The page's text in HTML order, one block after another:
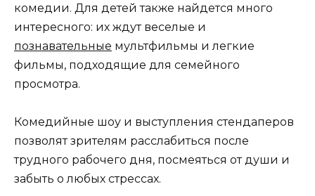
комедии. Для детей также найдется много
интересного: их ждут веселые и
познавательные мультфильмы и легкие
фильмы, подходящие для семейного
просмотра.
Комедийные шоу и выступления стендаперов
позволят зрителям расслабиться после
трудного рабочего дня, посмеяться от души и
забыть о любых стрессах.